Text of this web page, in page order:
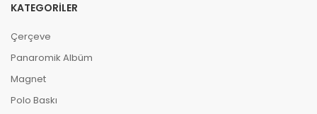
KATEGORILER
Çerçeve
Panaromik Albüm
Magnet
Polo Baskı